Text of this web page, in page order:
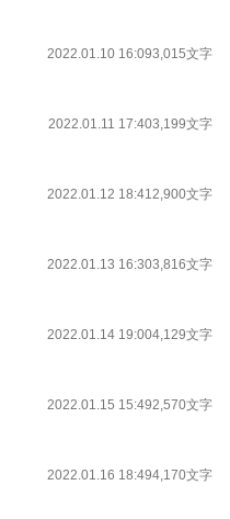
2022.01.10 16:093,015文字
2022.01.11 17:403,199文字
2022.01.12 18:412,900文字
2022.01.13 16:303,816文字
2022.01.14 19:004,129文字
2022.01.15 15:492,570文字
2022.01.16 18:494,170文字